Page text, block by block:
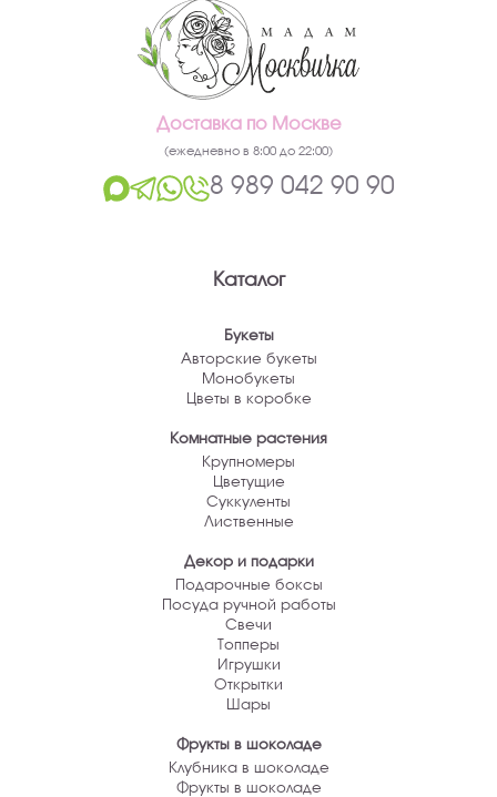
Доставка по Москве
(ежедневно в 8:00 до 22:00)
8 989 042 90 90
Каталог
Букеты
Авторские букеты
Монобукеты
Цветы в коробке
Комнатные растения
Крупномеры
Цветущие
Суккуленты
Лиственные
Декор и подарки
Подарочные боксы
Посуда ручной работы
Свечи
Топперы
Игрушки
Открытки
Шары
Фрукты в шоколаде
Клубника в шоколаде
Фрукты в шоколаде